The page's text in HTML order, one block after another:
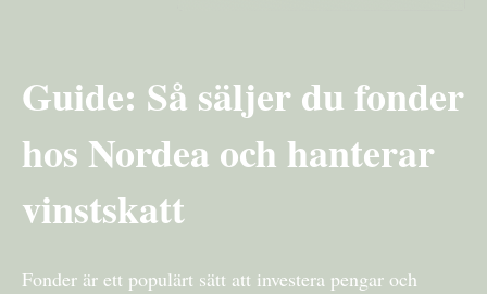
Guide: Så säljer du fonder
hos Nordea och hanterar
vinstskatt
Fonder är ett populärt sätt att investera pengar och